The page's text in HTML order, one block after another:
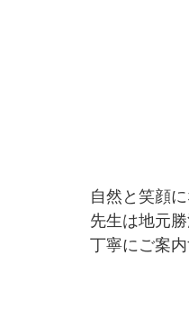
自然と笑顔
先生は地元
丁寧にご案